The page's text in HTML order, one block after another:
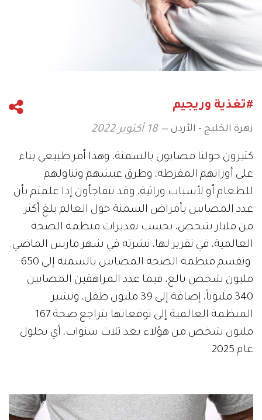
#تغذية وريجيم
زهرة الخليج - الأردن 18 أكتوبر 2022
كثيرون حولنا مصابون بالسمنة، وهذا أمر طبيعي بناء
على أوزانهم المفرطة، وطرق عيشهم وتناولهم
للطعام أو لأسباب وراثية، وقد تتفاجأون إذا علمتم بأن
عدد المصابين بأمراض السمنة حول العالم بلغ أكثر
من مليار شخص، بحسب تقديرات منظمة الصحة
العالمية، في تقرير لها، نشرته في شهر مارس الماضي.
وتقسم منظمة الصحة المصابين بالسمنة إلى 650
مليون شخص بالغ، فيما عدد المراهقين المصابين
340 مليوناً، إضافة إلى 39 مليون طفل، وتشير
المنظمة العالمية إلى توقعاتها بتراجع صحة 167
مليون شخص من هؤلاء بعد ثلاث سنوات، أي بحلول
عام 2025.